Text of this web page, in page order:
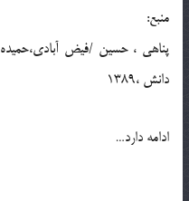
منبع:
دانش ،1389
ادامه دارد…